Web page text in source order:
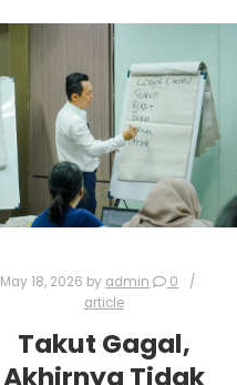
May 18, 2026 by admin
0
article
Takut Gagal,
Akhirnya Tidak